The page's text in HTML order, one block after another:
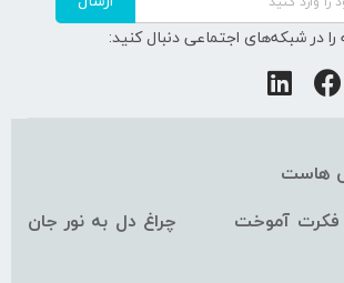
را در شبکه‌های اجتماعی دنبال کنید:
هاست
را فکرت آموخت چراغ دل به نور جان